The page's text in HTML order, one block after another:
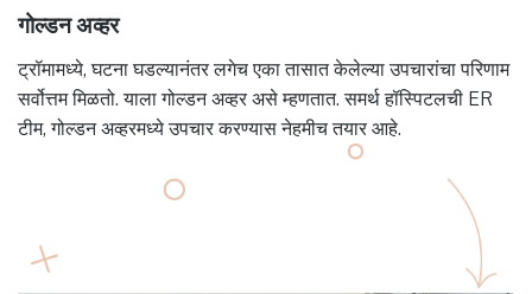
गोल्डन अव्हर
ट्रॉमामध्ये, घटना घडल्यानंतर लगेच एका तासात केलेल्या उपचारांचा परिणाम
सर्वोत्तम मिळतो. याला गोल्डन अव्हर असे म्हणतात. समर्थ हॉस्पिटलची ER
टीम, गोल्डन अव्हरमध्ये उपचार करण्यास नेहमीच तयार आहे.